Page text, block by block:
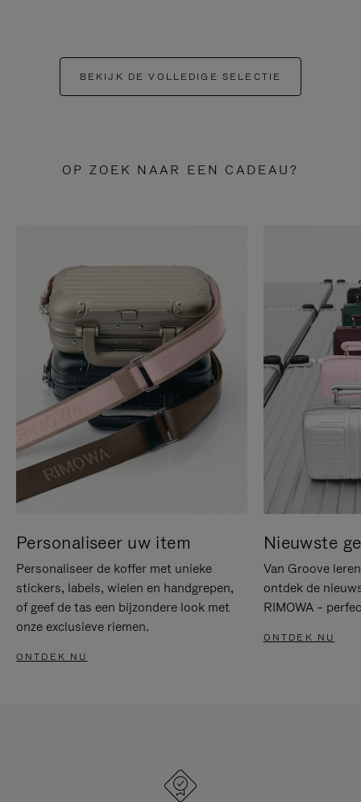
BEKIJK DE VOLLEDIGE SELECTIE
OP ZOEK NAAR EEN CADEAU?
Personaliseer uw item
Personaliseer de koffer met unieke
stickers, labels, wielen en handgrepen,
of geef de tas een bijzondere look met
onze exclusieve riemen.
ONTDEK NU
Nieuwste
Van Groove
ontdek de
RIMOWA –
ONTDEK NU